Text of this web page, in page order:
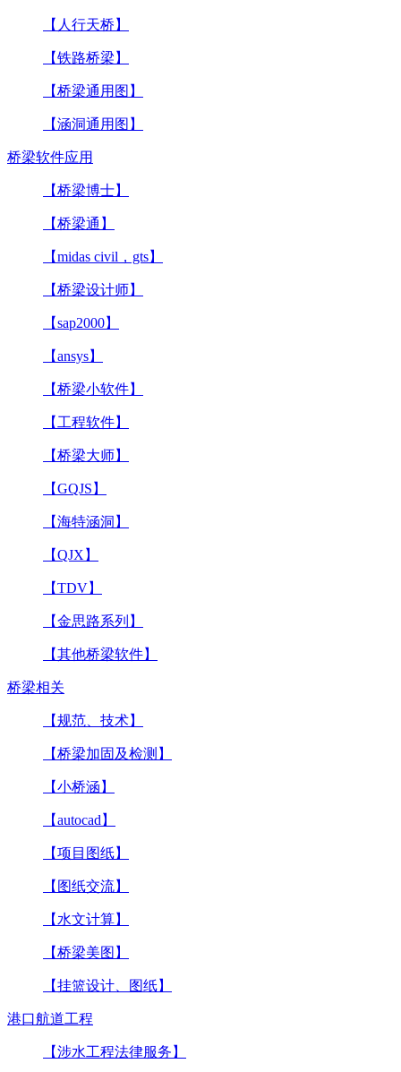
【人行天桥】
【铁路桥梁】
【桥梁通用图】
【涵洞通用图】
桥梁软件应用
【桥梁博士】
【桥梁通】
【midas civil，gts】
【桥梁设计师】
【sap2000】
【ansys】
【桥梁小软件】
【工程软件】
【桥梁大师】
【GQJS】
【海特涵洞】
【QJX】
【TDV】
【金思路系列】
【其他桥梁软件】
桥梁相关
【规范、技术】
【桥梁加固及检测】
【小桥涵】
【autocad】
【项目图纸】
【图纸交流】
【水文计算】
【桥梁美图】
【挂篮设计、图纸】
港口航道工程
【涉水工程法律服务】